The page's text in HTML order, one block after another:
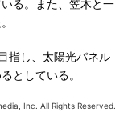
る。また、笠木と一
指し、太陽光パネル
としている。
Inc. All Rights Reserved.